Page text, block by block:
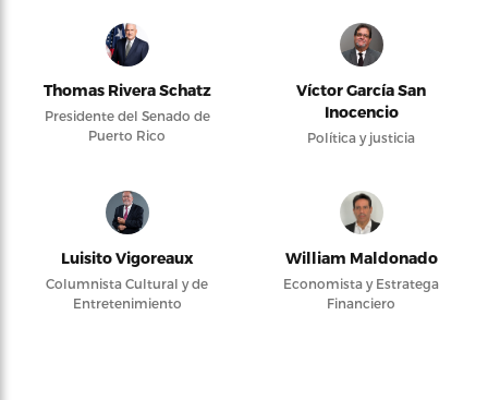
Thomas Rivera Schatz
Presidente del Senado de
Puerto Rico
Víctor García San
Inocencio
Política y justicia
Luisito Vigoreaux
Columnista Cultural y de
Entretenimiento
William Maldonado
Economista y Estratega
Financiero